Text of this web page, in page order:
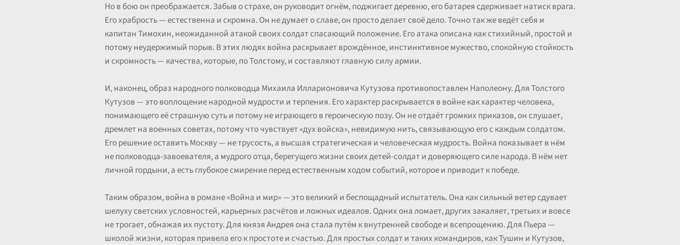
Но в бою он преображается. Забыв о страхе, он руководит огнём, поджигает деревню, его батарея сдерживает натиск врага.
Его храбрость — естественна и скромна. Он не думает о славе, он просто делает своё дело. Точно так же ведёт себя и
капитан Тимохин, неожиданной атакой своих солдат спасающий положение. Его атака описана как стихийный, простой и
потому неудержимый порыв. В этих людях война раскрывает врождённое, инстинктивное мужество, спокойную стойкость
и скромность — качества, которые, по Толстому, и составляют главную силу армии.
И, наконец, образ народного полководца Михаила Илларионовича Кутузова противопоставлен Наполеону. Для Толстого
Кутузов — это воплощение народной мудрости и терпения. Его характер раскрывается в войне как характер человека,
понимающего её страшную суть и потому не играющего в героическую позу. Он не отдаёт громких приказов, он слушает,
дремлет на военных советах, потому что чувствует «дух войска», невидимую нить, связывающую его с каждым солдатом.
Его решение оставить Москву — не трусость, а высшая стратегическая и человеческая мудрость. Война показывает в нём
не полководца-завоевателя, а мудрого отца, берегущего жизни своих детей-солдат и доверяющего силе народа. В нём нет
личной гордыни, а есть глубокое смирение перед естественным ходом событий, которое и приводит к победе.
Таким образом, война в романе «Война и мир» — это великий и беспощадный испытатель. Она как сильный ветер сдувает
шелуху светских условностей, карьерных расчётов и ложных идеалов. Одних она ломает, других закаляет, третьих и вовсе
не трогает, обнажая их пустоту. Для князя Андрея она стала путём к внутренней свободе и всепрощению. Для Пьера —
школой жизни, которая привела его к простоте и счастью. Для простых солдат и таких командиров, как Тушин и Кутузов,